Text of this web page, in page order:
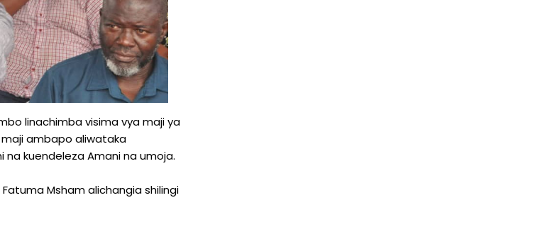
linachimba visima vya maji ya
maji ambapo aliwataka
na kuendeleza Amani na umoja.
Msham alichangia shilingi